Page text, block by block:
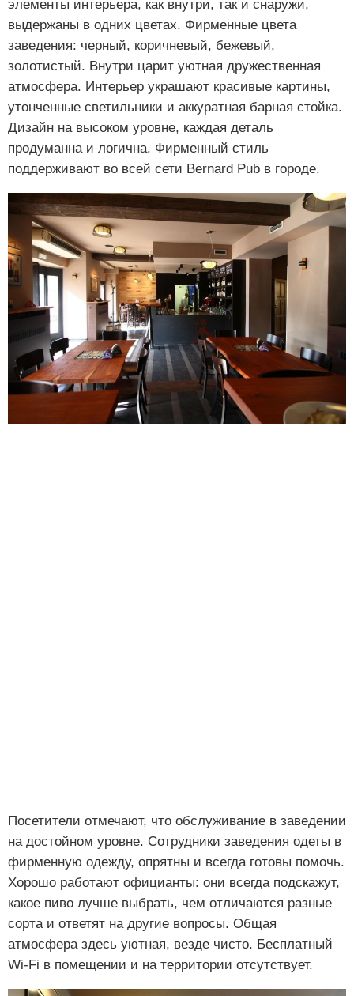
элементы интерьера, как внутри, так и снаружи,
выдержаны в одних цветах. Фирменные цвета
заведения: черный, коричневый, бежевый,
золотистый. Внутри царит уютная дружественная
атмосфера. Интерьер украшают красивые картины,
утонченные светильники и аккуратная барная стойка.
Дизайн на высоком уровне, каждая деталь
продуманна и логична. Фирменный стиль
поддерживают во всей сети Bernard Pub в городе.
Посетители отмечают, что обслуживание в заведении
на достойном уровне. Сотрудники заведения одеты в
фирменную одежду, опрятны и всегда готовы помочь.
Хорошо работают официанты: они всегда подскажут,
какое пиво лучше выбрать, чем отличаются разные
сорта и ответят на другие вопросы. Общая
атмосфера здесь уютная, везде чисто. Бесплатный
Wi-Fi в помещении и на территории отсутствует.